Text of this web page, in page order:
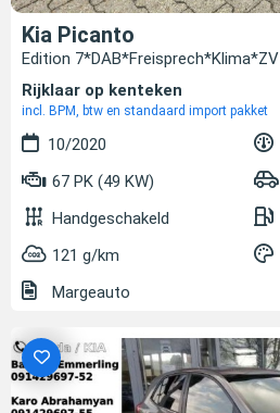
Kia Picanto
Edition 7*DAB*Freisprech*Klima*ZV
Rijklaar op kenteken
incl. BPM, btw en standaard import pakket
10/2020
67 PK (49 KW)
Handgeschakeld
121 g/km
Margeauto